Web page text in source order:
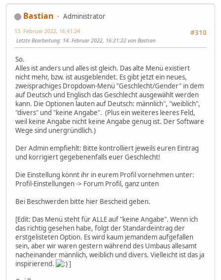
Bastian
Administrator
#310
13. Februar 2022, 16:41:24
Letzte Bearbeitung: 14. Februar 2022, 16:21:22 von Bastian
So.
Alles ist anders und alles ist gleich. Das alte Menü existiert
nicht mehr, bzw. ist ausgeblendet. Es gibt jetzt ein neues,
zweisprachiges Dropdown-Menü "Geschlecht/Gender" in dem
auf Deutsch und Englisch das Geschlecht ausgewählt werden
kann. Die Optionen lauten auf Deutsch: männlich", "weiblich",
"divers" und "keine Angabe". (Plus ein weiteres leeres Feld,
weil keine Angabe nicht keine Angabe genug ist. Der Software
Wege sind unergründlich.)
Der Admin empfiehlt: Bitte kontrolliert jeweils euren Eintrag
und korrigiert gegebenenfalls euer Geschlecht!
Die Einstellung könnt ihr in eurem Profil vornehmen unter:
Profil-Einstellungen -> Forum Profil, ganz unten
Bei Beschwerden bitte hier Bescheid geben.
[Edit: Das Menü steht für ALLE auf "keine Angabe". Wenn ich
das richtig gesehen habe, folgt der Standardeintrag der
erstgelisteten Option. Es wird kaum jemandem aufgefallen
sein, aber wir waren gestern während des Umbaus allesamt
nacheinander männlich, weiblich und divers. Vielleicht ist das ja
inspirierend.
]